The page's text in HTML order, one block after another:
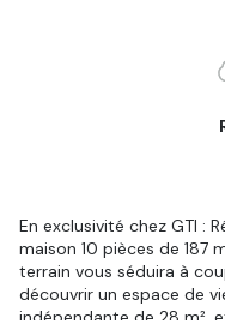
En exclusivité chez GTI :
maison 10 pièces de 187
terrain vous séduira à
découvrir un espace de
indépendante de 28 m²,